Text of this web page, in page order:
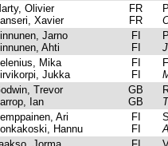
Olivier
Xavier
FR
FR
Jarno
Ahti
FI
FI
Mika
Jukka
FI
FI
Trevor
Ian
GB
GB
Ari
Hannu
FI
FI